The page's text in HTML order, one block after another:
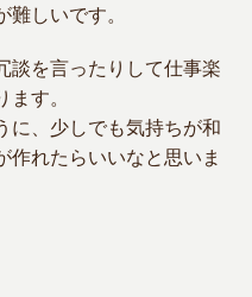
しいです。
談を言ったりして仕事楽
す。
に、少しでも気持ちが和
作れたらいいなと思いま